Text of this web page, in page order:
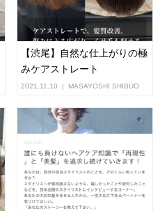
【渋尾】自然な仕上がりの極
みケアストレート
2021.11.10 MASAYOSHI SHIBUO